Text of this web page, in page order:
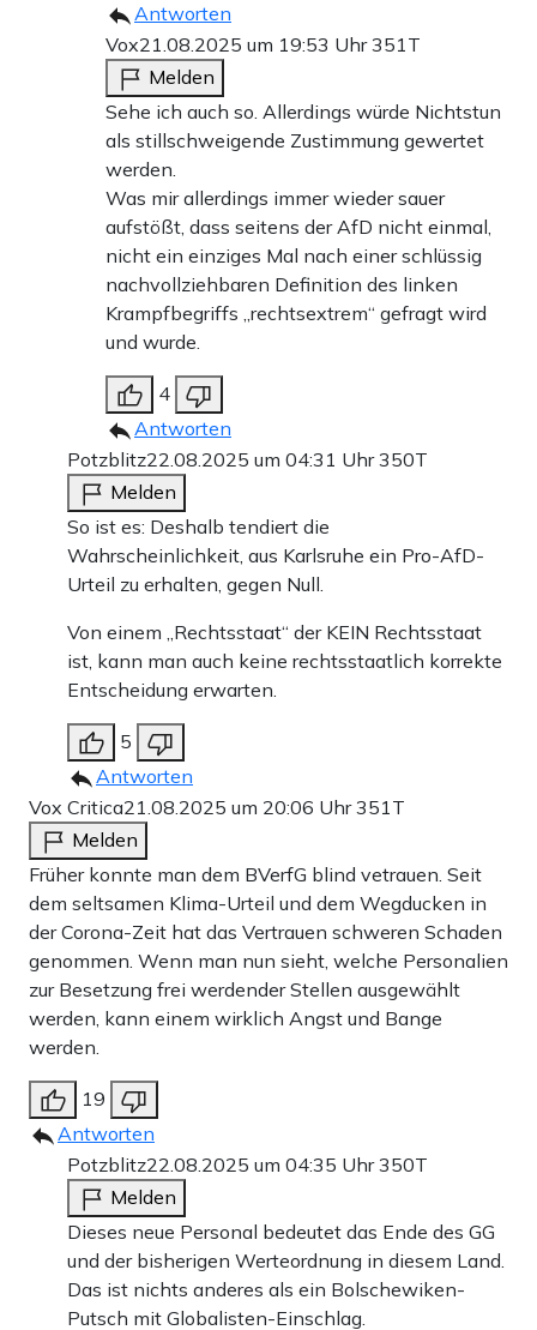
Antworten
Vox21.08.2025 um 19:53 Uhr351T
Melden
Sehe ich auch so. Allerdings würde Nichtstun
als stillschweigende Zustimmung gewertet
werden.
Was mir allerdings immer wieder sauer
aufstößt, dass seitens der AfD nicht einmal,
nicht ein einziges Mal nach einer schlüssig
nachvollziehbaren Definition des linken
Krampfbegriffs „rechtsextrem“ gefragt wird
und wurde.
4
Antworten
Potzblitz22.08.2025 um 04:31 Uhr350T
Melden
So ist es: Deshalb tendiert die
Wahrscheinlichkeit, aus Karlsruhe ein Pro-AfD-
Urteil zu erhalten, gegen Null.
Von einem „Rechtsstaat“ der KEIN Rechtsstaat
ist, kann man auch keine rechtsstaatlich korrekte
Entscheidung erwarten.
5
Antworten
Vox Critica21.08.2025 um 20:06 Uhr351T
Melden
Früher konnte man dem BVerfG blind vetrauen. Seit
dem seltsamen Klima-Urteil und dem Wegducken in
der Corona-Zeit hat das Vertrauen schweren Schaden
genommen. Wenn man nun sieht, welche Personalien
zur Besetzung frei werdender Stellen ausgewählt
werden, kann einem wirklich Angst und Bange
werden.
19
Antworten
Potzblitz22.08.2025 um 04:35 Uhr350T
Melden
Dieses neue Personal bedeutet das Ende des GG
und der bisherigen Werteordnung in diesem Land.
Das ist nichts anderes als ein Bolschewiken-
Putsch mit Globalisten-Einschlag.